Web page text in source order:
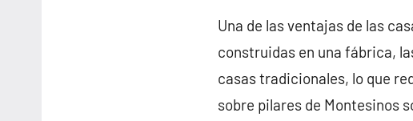
Una de las ventajas de las
construidas en una fábrica,
casas tradicionales, lo que
sobre pilares de Montesinos